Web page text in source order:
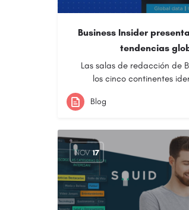
Business Insider
tendencias
Las salas de redacción de
los cinco continentes
Blog
NOV 17